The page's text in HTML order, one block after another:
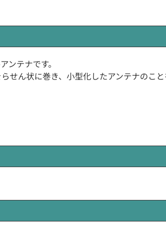
ンテナです。
ん状に巻き、小型化したアンテナのこと